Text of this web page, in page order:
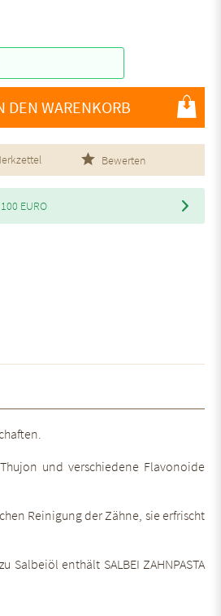
DEN WARENKORB
Bewerten
EURO
und verschiedene Flavonoide
Reinigung der Zähne, sie erfrischt
enthält SALBEI ZAHNPASTA